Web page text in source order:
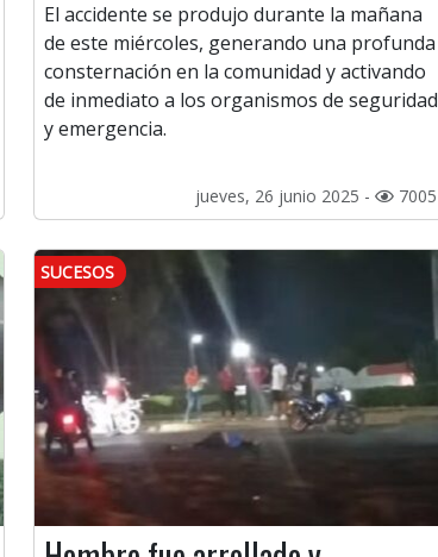
El accidente se produjo durante la mañana
de este miércoles, generando una profunda
consternación en la comunidad y activando
de inmediato a los organismos de seguridad
y emergencia.
jueves, 26 junio 2025 - 7005
SUCESOS